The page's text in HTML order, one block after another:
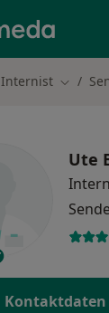
Internist Stadt
Ute
Kontaktdaten